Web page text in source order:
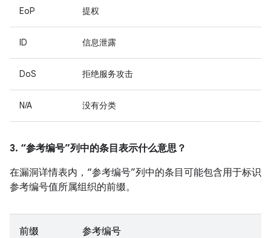
EoP 提权
ID 信息泄露
DoS 拒绝服务攻击
N/A 没有分类
3. “参考编号”列中的条目表示什么意思？
在漏洞详情表内，“参考编号”列中的条目可能包含用于标识
参考编号值所属组织的前缀。
前缀 参考编号